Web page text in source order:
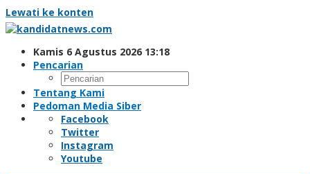
Lewati ke konten
Kamis 6 Agustus 2026 13:18
Pencarian
Tentang Kami
Pedoman Media Siber
Facebook
Twitter
Instagram
Youtube